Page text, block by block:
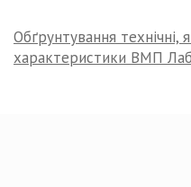
Обґрунтування технічні,
характеристики ВМП Лаб